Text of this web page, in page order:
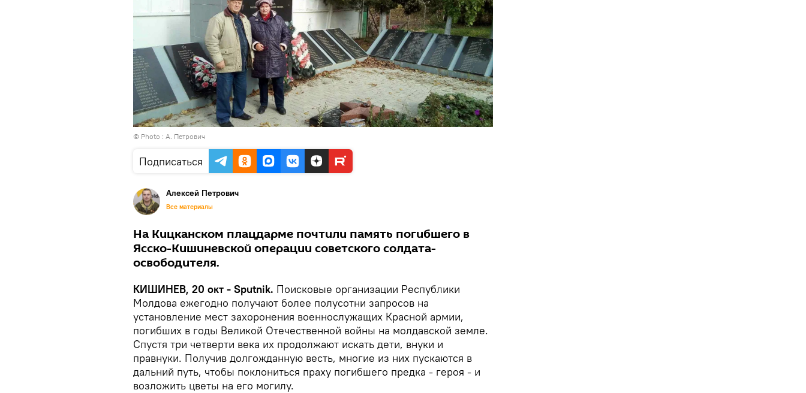
© Photo : А. Петрович
Подписаться
Алексей Петрович
Все материалы
На Кицканском плацдарме почтили память погибшего в
Ясско-Кишиневской операции советского солдата-
освободителя.
КИШИНЕВ, 20 окт - Sputnik. Поисковые организации Республики
Молдова ежегодно получают более полусотни запросов на
установление мест захоронения военнослужащих Красной армии,
погибших в годы Великой Отечественной войны на молдавской земле.
Спустя три четверти века их продолжают искать дети, внуки и
правнуки. Получив долгожданную весть, многие из них пускаются в
дальний путь, чтобы поклониться праху погибшего предка - героя - и
возложить цветы на его могилу.